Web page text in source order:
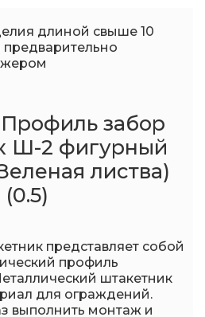
длиной свыше 10
забор
Ш-2 фигурный
листва)
(0.5)
представляет собой
профиль
штакетник
для ограждений.
выполнить монтаж и